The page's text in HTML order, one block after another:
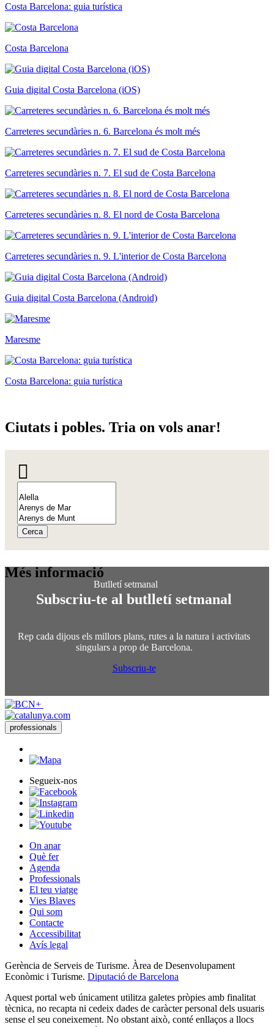
Costa Barcelona: guia turística
Costa Barcelona
Guia digital Costa Barcelona (iOS)
Carreteres secundàries n. 6. Barcelona és molt més
Carreteres secundàries n. 7. El sud de Costa Barcelona
Carreteres secundàries n. 8. El nord de Costa Barcelona
Carreteres secundàries n. 9. L'interior de Costa Barcelona
Guia digital Costa Barcelona (Android)
Maresme
Costa Barcelona: guia turística
Ciutats i pobles. Tria on vols anar!
Cerca
Més informació
Subscriu-te al butlletí setmanal
Rep cada dijous els millors plans, rutes a la natura i activitats
singulars a prop de Barcelona.
Subscriu-te
professionals
Segueix-nos
On anar
Què fer
Agenda
Professionals
El teu viatge
Vies Blaves
Qui som
Contacte
Accessibilitat
Avís legal
Gerència de Serveis de Turisme. Àrea de Desenvolupament
Econòmic i Turisme. Diputació de Barcelona
Aquest portal web únicament utilitza galetes pròpies amb finalitat
tècnica, no recapta ni cedeix dades de caràcter personal dels usuaris
sense el seu coneixement. No obstant això, conté enllaços a llocs